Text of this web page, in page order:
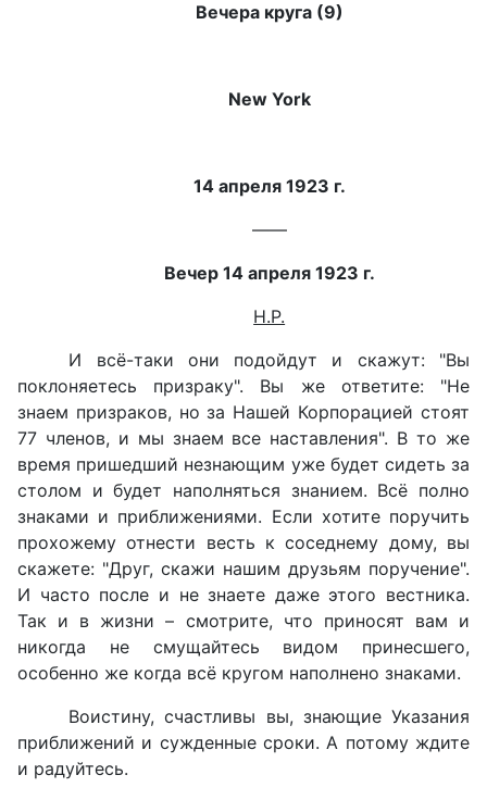
Вечера круга (9)
New York
14 апреля 1923 г.
——
Вечер 14 апреля 1923 г.
Н.Р.
И всё-таки они подойдут и скажут: "Вы
поклоняетесь призраку". Вы же ответите: "Не
знаем призраков, но за Нашей Корпорацией стоят
77 членов, и мы знаем все наставления". В то же
время пришедший незнающим уже будет сидеть за
столом и будет наполняться знанием. Всё полно
знаками и приближениями. Если хотите поручить
прохожему отнести весть к соседнему дому, вы
скажете: "Друг, скажи нашим друзьям поручение".
И часто после и не знаете даже этого вестника.
Так и в жизни – смотрите, что приносят вам и
никогда не смущайтесь видом принесшего,
особенно же когда всё кругом наполнено знаками.
Воистину, счастливы вы, знающие Указания
приближений и сужденные сроки. А потому ждите
и радуйтесь.